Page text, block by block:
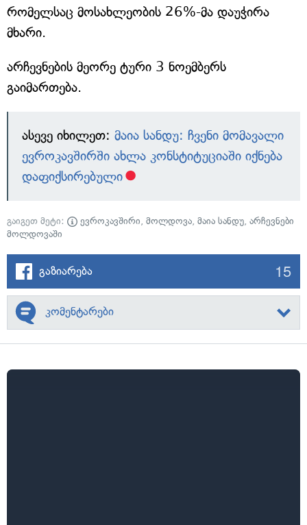
რომელსაც მოსახლეობის 26%-მა დაუჭირა
მხარი.
არჩევნების მეორე ტური 3 ნოემბერს
გაიმართება.
ასევე იხილეთ: მაია სანდუ: ჩვენი მომავალი
ევროკავშირში ახლა კონსტიტუციაში იქნება
დაფიქსირებული
გაიგეთ მეტი: ევროკავშირი, მოლდოვა, მაია სანდუ, არჩევნები
მოლდოვაში
გაზიარება 15
კომენტარები